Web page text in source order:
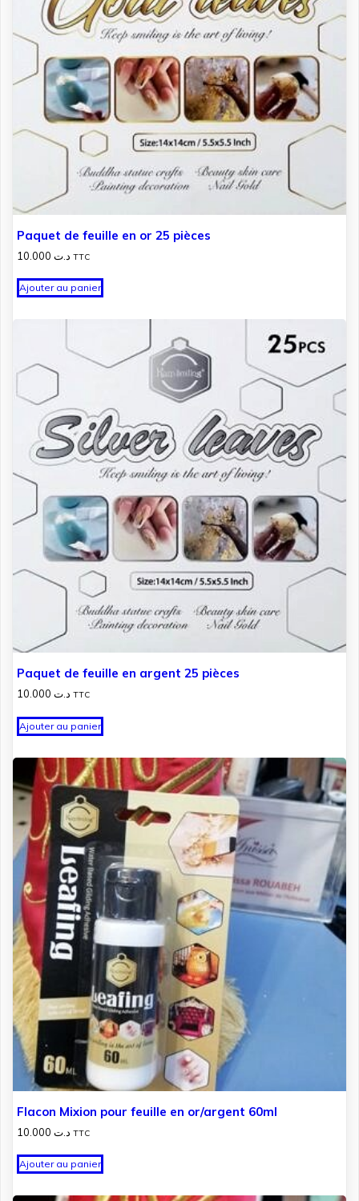
Paquet de feuille en or 25 pièces
د.ت TTC
Ajouter au panier
Paquet de feuille en argent 25 pièces
د.ت TTC
Ajouter au panier
Flacon Mixion pour feuille en or/argent 60ml
د.ت TTC
Ajouter au panier